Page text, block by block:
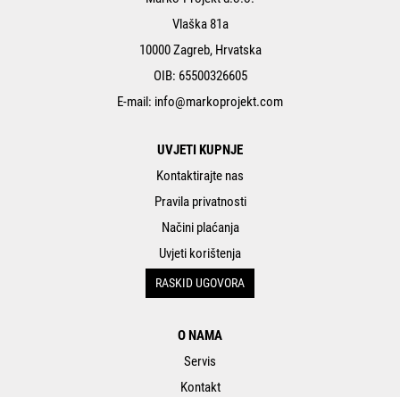
Vlaška 81a
10000 Zagreb, Hrvatska
OIB: 65500326605
E-mail: info@markoprojekt.com
UVJETI KUPNJE
Kontaktirajte nas
Pravila privatnosti
Načini plaćanja
Uvjeti korištenja
RASKID UGOVORA
O NAMA
Servis
Kontakt